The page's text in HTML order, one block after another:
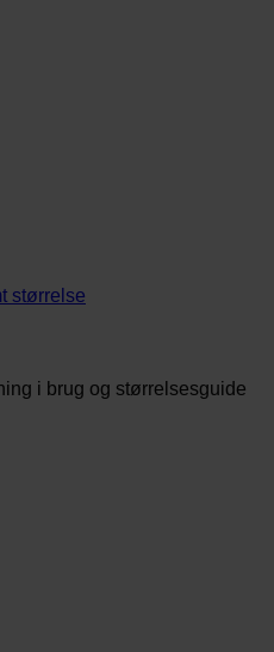
i brug og størrelsesguide